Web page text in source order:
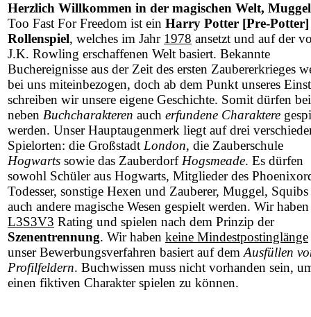
Herzlich Willkommen in der magischen Welt, Muggel
Too Fast For Freedom ist ein Harry Potter [Pre-Potter]
Rollenspiel, welches im Jahr 1978 ansetzt und auf der
J.K. Rowling erschaffenen Welt basiert. Bekannte
Buchereignisse aus der Zeit des ersten Zaubererkrieges
bei uns miteinbezogen, doch ab dem Punkt unseres
schreiben wir unsere eigene Geschichte. Somit dürfen
neben Buchcharakteren auch erfundene Charaktere
werden. Unser Hauptaugenmerk liegt auf drei
Spielorten: die Großstadt London, die Zauberschule
Hogwarts sowie das Zauberdorf Hogsmeade. Es dürfen
sowohl Schüler aus Hogwarts, Mitglieder des
Todesser, sonstige Hexen und Zauberer, Muggel, Squibs
auch andere magische Wesen gespielt werden. Wir
L3S3V3 Rating und spielen nach dem Prinzip der
Szenentrennung. Wir haben keine Mindestpostinglänge
unser Bewerbungsverfahren basiert auf dem Ausfüllen
Profilfeldern. Buchwissen muss nicht vorhanden sein,
einen fiktiven Charakter spielen zu können.